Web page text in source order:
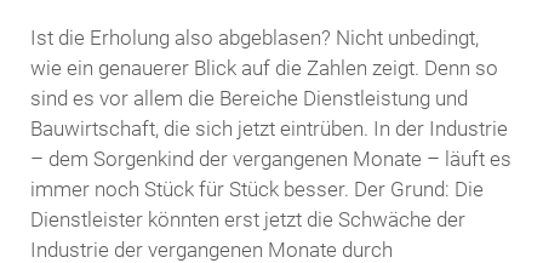
Ist die Erholung also abgeblasen? Nicht unbedingt,
wie ein genauerer Blick auf die Zahlen zeigt. Denn so
sind es vor allem die Bereiche Dienstleistung und
Bauwirtschaft, die sich jetzt eintrüben. In der Industrie
– dem Sorgenkind der vergangenen Monate – läuft es
immer noch Stück für Stück besser. Der Grund: Die
Dienstleister könnten erst jetzt die Schwäche der
Industrie der vergangenen Monate durch